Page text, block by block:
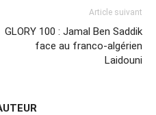
Article suivant
GLORY 100 : Jamal Ben Saddik
face au franco-algérien
Laidouni